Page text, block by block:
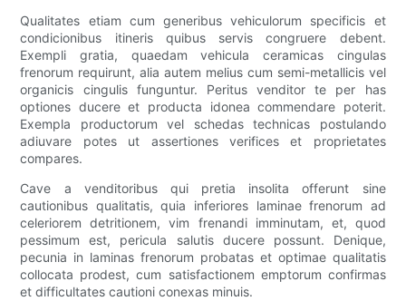
Qualitates etiam cum generibus vehiculorum specificis et
condicionibus itineris quibus servis congruere debent.
Exempli gratia, quaedam vehicula ceramicas cingulas
frenorum requirunt, alia autem melius cum semi-metallicis vel
organicis cingulis funguntur. Peritus venditor te per has
optiones ducere et producta idonea commendare poterit.
Exempla productorum vel schedas technicas postulando
adiuvare potes ut assertiones verifices et proprietates
compares.
Cave a venditoribus qui pretia insolita offerunt sine
cautionibus qualitatis, quia inferiores laminae frenorum ad
celeriorem detritionem, vim frenandi imminutam, et, quod
pessimum est, pericula salutis ducere possunt. Denique,
pecunia in laminas frenorum probatas et optimae qualitatis
collocata prodest, cum satisfactionem emptorum confirmas
et difficultates cautioni conexas minuis.